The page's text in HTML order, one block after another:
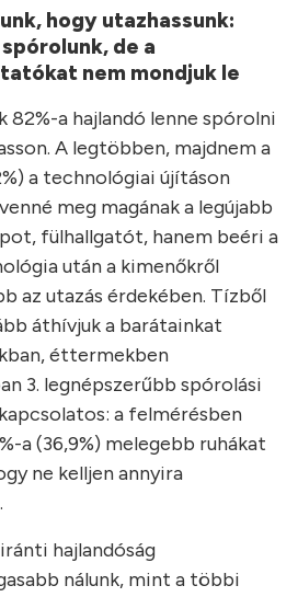
hogy utazhassunk:
de a
nem mondjuk le
82%-a hajlandó lenne spórolni
A legtöbben, majdnem a
a technológiai újításon
meg magának a legújabb
fülhallgatót, hanem beéri a
után a kimenőkről
az utazás érdekében. Tízből
áthívjuk a barátainkat
éttermekben
3. legnépszerűbb spórolási
a felmérésben
a (36,9%) melegebb ruhákat
ne kelljen annyira
hajlandóság
nálunk, mint a többi